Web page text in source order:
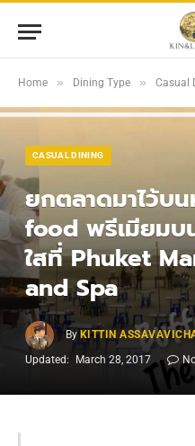
Home » Dining Type » Casual
CASUAL DINING
ยกตลาดมาไว้บ
food พรีเมียมบ
ใสที่ Phuket
and Spa
By KITTIN
Updated:
March 28, 2017